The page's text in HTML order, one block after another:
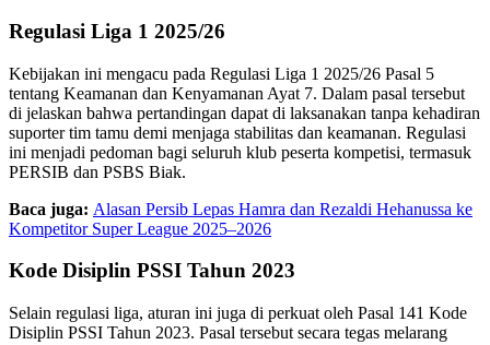
Regulasi Liga 1 2025/26
Kebijakan ini mengacu pada Regulasi Liga 1 2025/26 Pasal 5
tentang Keamanan dan Kenyamanan Ayat 7. Dalam pasal tersebut
di jelaskan bahwa pertandingan dapat di laksanakan tanpa kehadiran
suporter tim tamu demi menjaga stabilitas dan keamanan. Regulasi
ini menjadi pedoman bagi seluruh klub peserta kompetisi, termasuk
PERSIB dan PSBS Biak.
Baca juga: Alasan Persib Lepas Hamra dan Rezaldi Hehanussa ke
Kompetitor Super League 2025–2026
Kode Disiplin PSSI Tahun 2023
Selain regulasi liga, aturan ini juga di perkuat oleh Pasal 141 Kode
Disiplin PSSI Tahun 2023. Pasal tersebut secara tegas melarang